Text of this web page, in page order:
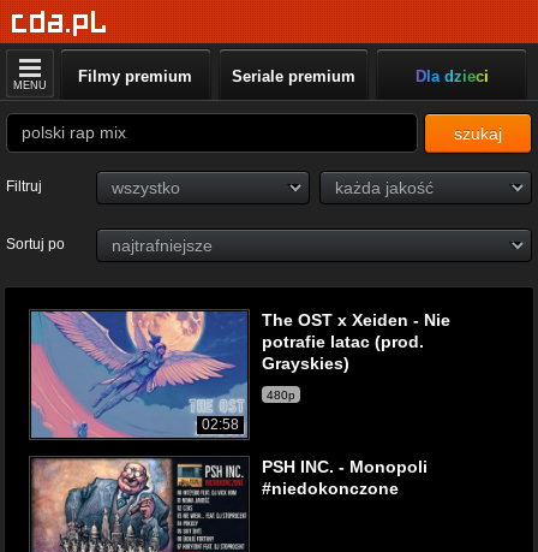
MENU Filmy premium Seriale premium Dla dzieci
szukaj
Filtruj
Sortuj po
02:58
The OST x Xeiden - Nie
potrafie latac (prod.
Grayskies)
480p
PSH INC. - Monopoli
#niedokonczone